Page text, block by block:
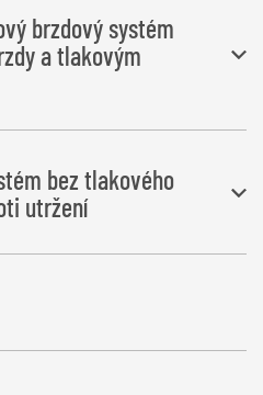
brzdový systém
a tlakovým
bez tlakového
utržení